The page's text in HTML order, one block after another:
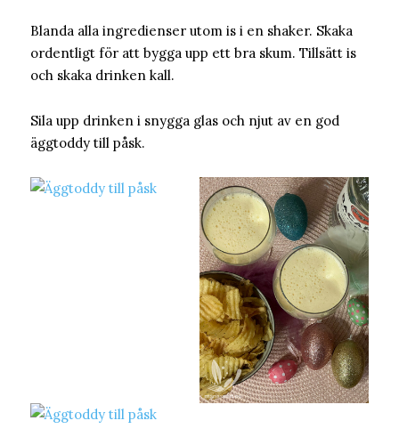
Blanda alla ingredienser utom is i en shaker. Skaka
ordentligt för att bygga upp ett bra skum. Tillsätt is
och skaka drinken kall.
Sila upp drinken i snygga glas och njut av en god
äggtoddy till påsk.